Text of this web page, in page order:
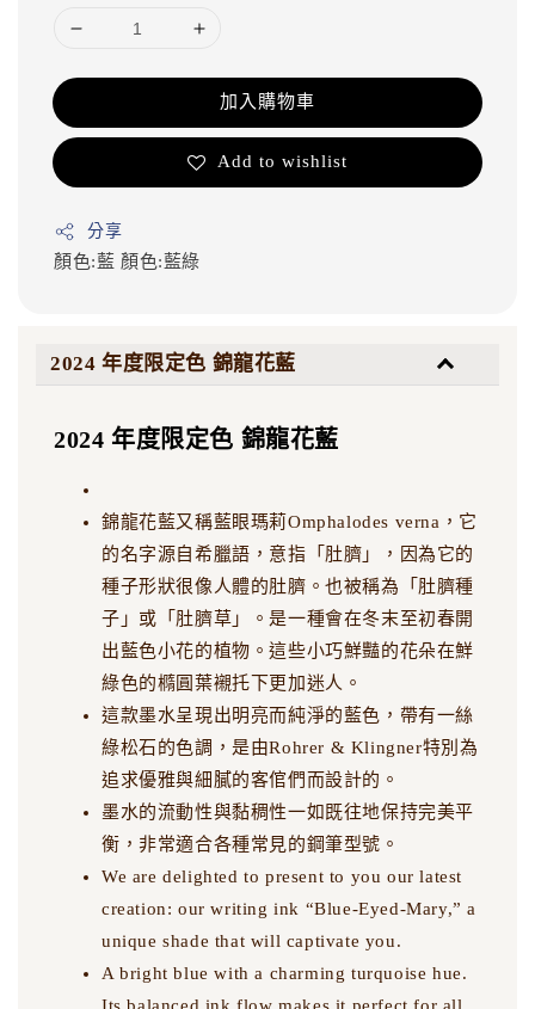
加入購物車
Add to wishlist
分享
顏色:藍 顏色:藍綠
2024 年度限定色 錦龍花藍
2024 年度限定色 錦龍花藍
錦龍花藍又稱藍眼瑪莉Omphalodes verna，它
的名字源自希臘語，意指「肚臍」，因為它的
種子形狀很像人體的肚臍。也被稱為「肚臍種
子」或「肚臍草」。是一種會在冬末至初春開
出藍色小花的植物。這些小巧鮮豔的花朵在鮮
綠色的橢圓葉襯托下更加迷人。
這款墨水呈現出明亮而純淨的藍色，帶有一絲
綠松石的色調，是由Rohrer & Klingner特別為
追求優雅與細膩的客倌們而設計的。
墨水的流動性與黏稠性一如既往地保持完美平
衡，非常適合各種常見的鋼筆型號。
We are delighted to present to you our latest
creation: our writing ink “Blue-Eyed-Mary,” a
unique shade that will captivate you.
A bright blue with a charming turquoise hue.